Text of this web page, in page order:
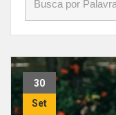
30
Set